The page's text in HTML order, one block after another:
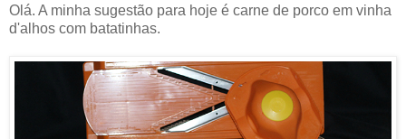
Olá. A minha sugestão para hoje é carne de porco em vinha
d'alhos com batatinhas.